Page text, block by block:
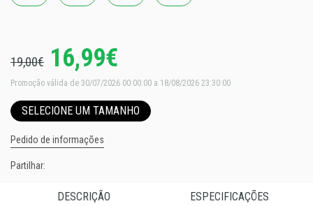
DESCRIÇÃO ESPECIFICAÇÕES
19,00€ 16,99€
Promoção válida de 30/07/2026 00:00:00 a 18/08/2026 23:30:00
SELECIONE UM TAMANHO
Pedido de informações
Partilhar: